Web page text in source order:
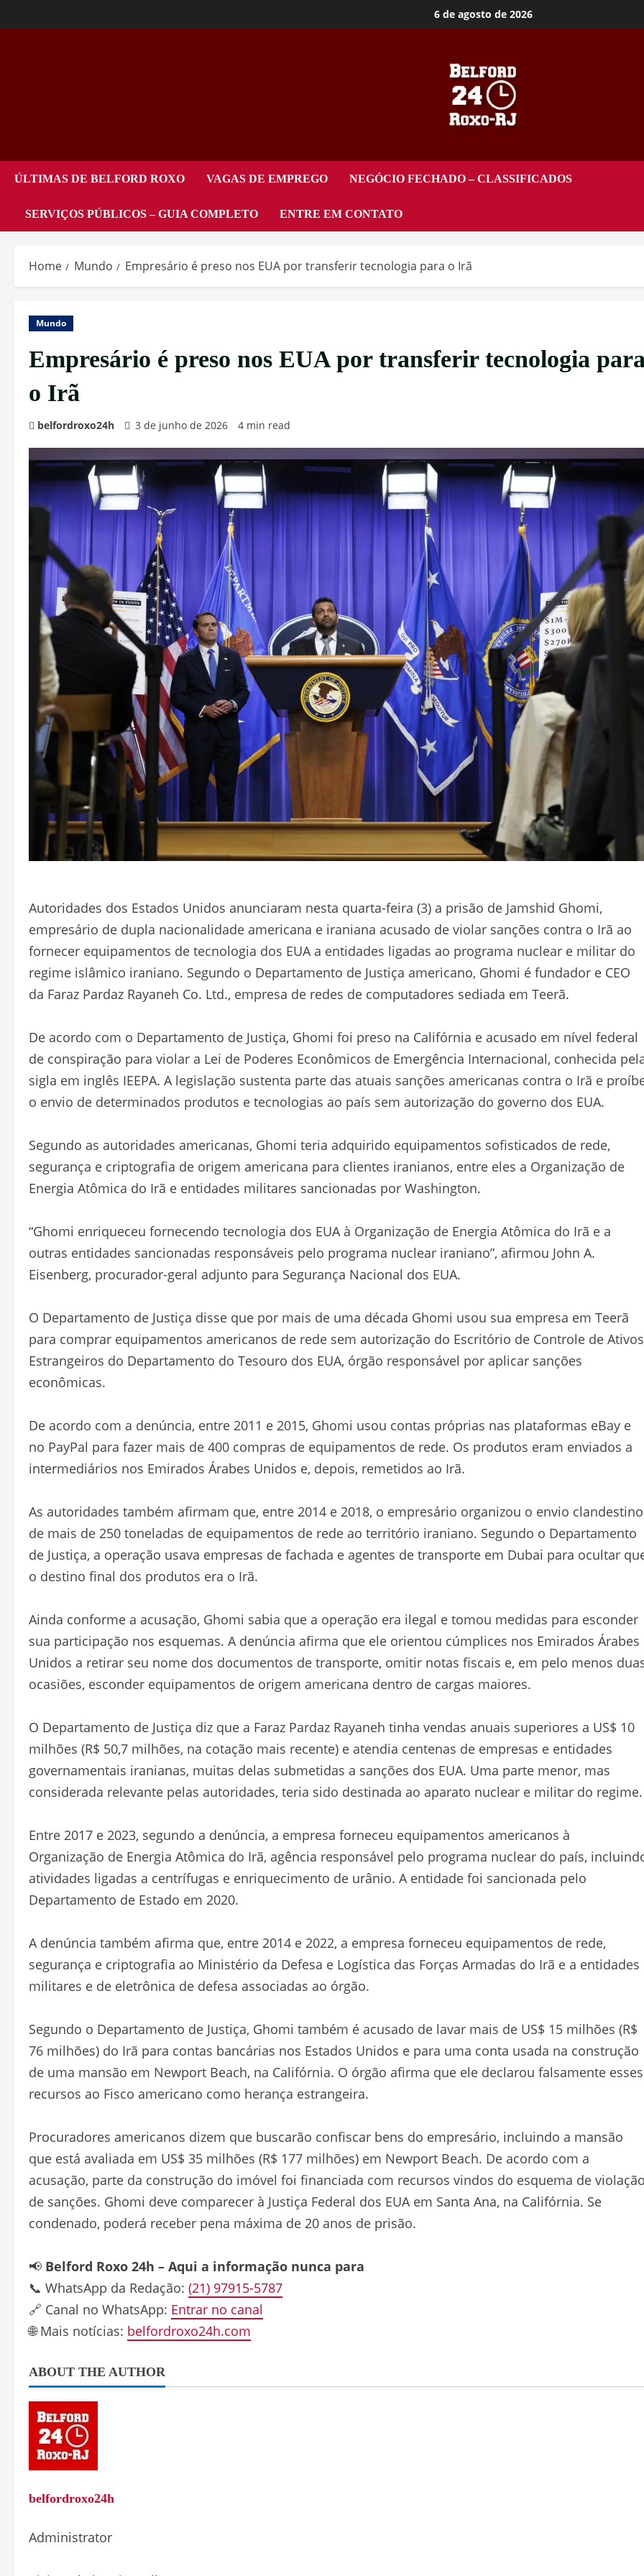
6 de agosto de 2026
ÚLTIMAS DE BELFORD ROXO VAGAS DE EMPREGO NEGÓCIO FECHADO – CLASSIFICADOS
SERVIÇOS PÚBLICOS – GUIA COMPLETO ENTRE EM CONTATO
Home Mundo Empresário é preso nos EUA por transferir tecnologia para o Irã
Mundo
Empresário é preso nos EUA por transferir tecnologia
o Irã
belfordroxo24h 3 de junho de 2026 4 min read
Autoridades dos Estados Unidos anunciaram nesta quarta-feira (3) a prisão de Jamshid Ghomi,
empresário de dupla nacionalidade americana e iraniana acusado de violar sanções contra o Irã ao
fornecer equipamentos de tecnologia dos EUA a entidades ligadas ao programa nuclear e militar do
regime islâmico iraniano. Segundo o Departamento de Justiça americano, Ghomi é fundador e CEO
da Faraz Pardaz Rayaneh Co. Ltd., empresa de redes de computadores sediada em Teerã.
De acordo com o Departamento de Justiça, Ghomi foi preso na Califórnia e acusado em nível federal
de conspiração para violar a Lei de Poderes Econômicos de Emergência Internacional, conhecida
sigla em inglês IEEPA. A legislação sustenta parte das atuais sanções americanas contra o Irã e
o envio de determinados produtos e tecnologias ao país sem autorização do governo dos EUA.
Segundo as autoridades americanas, Ghomi teria adquirido equipamentos sofisticados de rede,
segurança e criptografia de origem americana para clientes iranianos, entre eles a Organização de
Energia Atômica do Irã e entidades militares sancionadas por Washington.
“Ghomi enriqueceu fornecendo tecnologia dos EUA à Organização de Energia Atômica do Irã e a
outras entidades sancionadas responsáveis pelo programa nuclear iraniano”, afirmou John A.
Eisenberg, procurador-geral adjunto para Segurança Nacional dos EUA.
O Departamento de Justiça disse que por mais de uma década Ghomi usou sua empresa em Teerã
para comprar equipamentos americanos de rede sem autorização do Escritório de Controle de Ativos
Estrangeiros do Departamento do Tesouro dos EUA, órgão responsável por aplicar sanções
econômicas.
De acordo com a denúncia, entre 2011 e 2015, Ghomi usou contas próprias nas plataformas eBay e
no PayPal para fazer mais de 400 compras de equipamentos de rede. Os produtos eram enviados a
intermediários nos Emirados Árabes Unidos e, depois, remetidos ao Irã.
As autoridades também afirmam que, entre 2014 e 2018, o empresário organizou o envio clandestino
de mais de 250 toneladas de equipamentos de rede ao território iraniano. Segundo o Departamento
de Justiça, a operação usava empresas de fachada e agentes de transporte em Dubai para ocultar
o destino final dos produtos era o Irã.
Ainda conforme a acusação, Ghomi sabia que a operação era ilegal e tomou medidas para esconder
sua participação nos esquemas. A denúncia afirma que ele orientou cúmplices nos Emirados Árabes
Unidos a retirar seu nome dos documentos de transporte, omitir notas fiscais e, em pelo menos
ocasiões, esconder equipamentos de origem americana dentro de cargas maiores.
O Departamento de Justiça diz que a Faraz Pardaz Rayaneh tinha vendas anuais superiores a US$ 10
milhões (R$ 50,7 milhões, na cotação mais recente) e atendia centenas de empresas e entidades
governamentais iranianas, muitas delas submetidas a sanções dos EUA. Uma parte menor, mas
considerada relevante pelas autoridades, teria sido destinada ao aparato nuclear e militar do regime.
Entre 2017 e 2023, segundo a denúncia, a empresa forneceu equipamentos americanos à
Organização de Energia Atômica do Irã, agência responsável pelo programa nuclear do país,
atividades ligadas a centrífugas e enriquecimento de urânio. A entidade foi sancionada pelo
Departamento de Estado em 2020.
A denúncia também afirma que, entre 2014 e 2022, a empresa forneceu equipamentos de rede,
segurança e criptografia ao Ministério da Defesa e Logística das Forças Armadas do Irã e a entidades
militares e de eletrônica de defesa associadas ao órgão.
Segundo o Departamento de Justiça, Ghomi também é acusado de lavar mais de US$ 15 milhões (R$
76 milhões) do Irã para contas bancárias nos Estados Unidos e para uma conta usada na construção
de uma mansão em Newport Beach, na Califórnia. O órgão afirma que ele declarou falsamente esses
recursos ao Fisco americano como herança estrangeira.
Procuradores americanos dizem que buscarão confiscar bens do empresário, incluindo a mansão
que está avaliada em US$ 35 milhões (R$ 177 milhões) em Newport Beach. De acordo com a
acusação, parte da construção do imóvel foi financiada com recursos vindos do esquema de
de sanções. Ghomi deve comparecer à Justiça Federal dos EUA em Santa Ana, na Califórnia. Se
condenado, poderá receber pena máxima de 20 anos de prisão.
📢 Belford Roxo 24h – Aqui a informação nunca para
📞 WhatsApp da Redação: (21) 97915-5787
🔗 Canal no WhatsApp: Entrar no canal
🌐 Mais notícias: belfordroxo24h.com
ABOUT THE AUTHOR
belfordroxo24h
Administrator